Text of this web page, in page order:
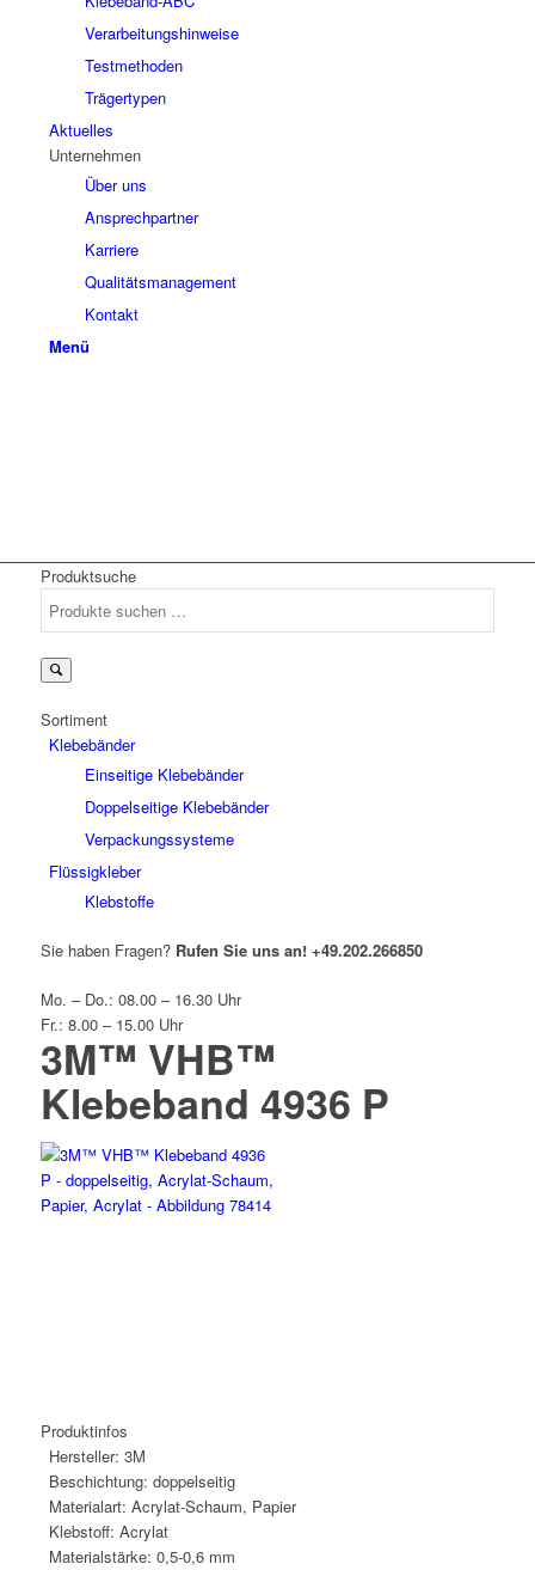
Verarbeitungshinweise
Testmethoden
Trägertypen
Aktuelles
Unternehmen
Über uns
Ansprechpartner
Karriere
Qualitätsmanagement
Kontakt
Menü
Produktsuche
Sortiment
Klebebänder
Einseitige Klebebänder
Doppelseitige Klebebänder
Verpackungssysteme
Flüssigkleber
Klebstoffe
Sie haben Fragen? Rufen Sie uns an! +49.202.266850
Mo. – Do.: 08.00 – 16.30 Uhr
Fr.: 8.00 – 15.00 Uhr
3M™ VHB™
Klebeband 4936 P
Produktinfos
Hersteller: 3M
Beschichtung: doppelseitig
Materialart: Acrylat-Schaum, Papier
Klebstoff: Acrylat
Materialstärke: 0,5-0,6 mm